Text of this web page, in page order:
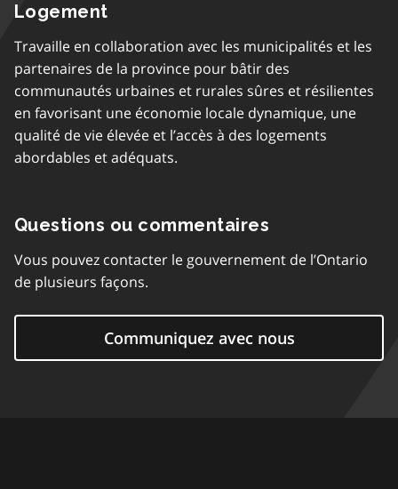
Logement
Travaille en collaboration avec les municipalités et les
partenaires de la province pour bâtir des
communautés urbaines et rurales sûres et résilientes
en favorisant une économie locale dynamique, une
qualité de vie élevée et l’accès à des logements
abordables et adéquats.
Questions ou commentaires
Vous pouvez contacter le gouvernement de l’Ontario
de plusieurs façons.
Communiquez avec nous